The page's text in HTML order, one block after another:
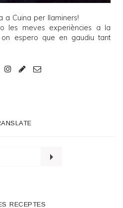
a Cuina per llaminers!
les meves experiències a la
espero que en gaudiu tant
RECEPTES